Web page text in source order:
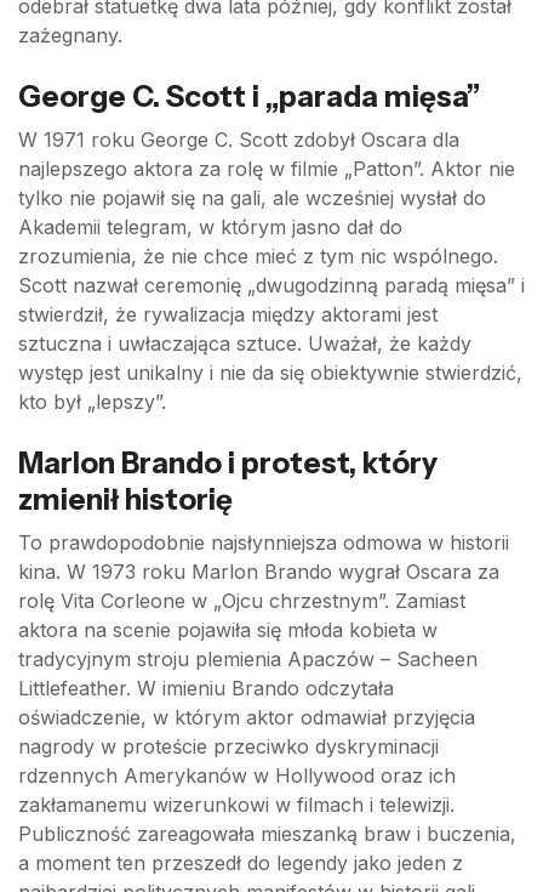
odebrał statuetkę dwa lata później, gdy konflikt został
zażegnany.
George C. Scott i „parada mięsa”
W 1971 roku George C. Scott zdobył Oscara dla
najlepszego aktora za rolę w filmie „Patton”. Aktor nie
tylko nie pojawił się na gali, ale wcześniej wysłał do
Akademii telegram, w którym jasno dał do
zrozumienia, że nie chce mieć z tym nic wspólnego.
Scott nazwał ceremonię „dwugodzinną paradą mięsa” i
stwierdził, że rywalizacja między aktorami jest
sztuczna i uwłaczająca sztuce. Uważał, że każdy
występ jest unikalny i nie da się obiektywnie stwierdzić,
kto był „lepszy”.
Marlon Brando i protest, który
zmienił historię
To prawdopodobnie najsłynniejsza odmowa w historii
kina. W 1973 roku Marlon Brando wygrał Oscara za
rolę Vita Corleone w „Ojcu chrzestnym”. Zamiast
aktora na scenie pojawiła się młoda kobieta w
tradycyjnym stroju plemienia Apaczów – Sacheen
Littlefeather. W imieniu Brando odczytała
oświadczenie, w którym aktor odmawiał przyjęcia
nagrody w proteście przeciwko dyskryminacji
rdzennych Amerykanów w Hollywood oraz ich
zakłamanemu wizerunkowi w filmach i telewizji.
Publiczność zareagowała mieszanką braw i buczenia,
a moment ten przeszedł do legendy jako jeden z